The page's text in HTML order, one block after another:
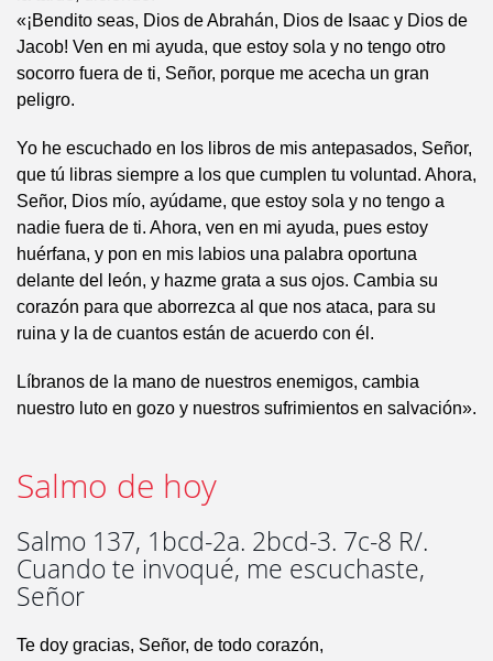
«¡Bendito seas, Dios de Abrahán, Dios de Isaac y Dios de
Jacob! Ven en mi ayuda, que estoy sola y no tengo otro
socorro fuera de ti, Señor, porque me acecha un gran
peligro.
Yo he escuchado en los libros de mis antepasados, Señor,
que tú libras siempre a los que cumplen tu voluntad. Ahora,
Señor, Dios mío, ayúdame, que estoy sola y no tengo a
nadie fuera de ti. Ahora, ven en mi ayuda, pues estoy
huérfana, y pon en mis labios una palabra oportuna
delante del león, y hazme grata a sus ojos. Cambia su
corazón para que aborrezca al que nos ataca, para su
ruina y la de cuantos están de acuerdo con él.
Líbranos de la mano de nuestros enemigos, cambia
nuestro luto en gozo y nuestros sufrimientos en salvación».
Salmo de hoy
Salmo 137, 1bcd-2a. 2bcd-3. 7c-8 R/.
Cuando te invoqué, me escuchaste,
Señor
Te doy gracias, Señor, de todo corazón,